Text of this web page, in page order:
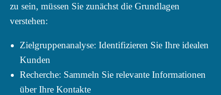
zu sein, müssen Sie zunächst die Grundlagen
verstehen:
Zielgruppenanalyse: Identifizieren Sie Ihre idealen
Kunden
Recherche: Sammeln Sie relevante Informationen
über Ihre Kontakte